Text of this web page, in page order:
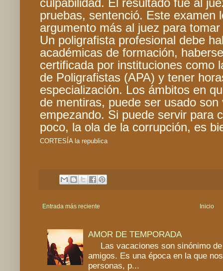
pruebas, sentenció. Este examen
argumento más al juez para
Un poligrafista profesional debe
académicas de formación,
certificada por instituciones como
de Poligrafistas (APA) y tener
especialización. Los ámbitos en
de mentiras, puede ser usado
empezando. Si puede servir para
poco, la ola de la corrupción, es
CORTESÍA la republica
Entrada más reciente Inicio
AMOR DE TEMPORADA
Las vacaciones son sinónimo de
amigos. Es una época en la que
personas, p...